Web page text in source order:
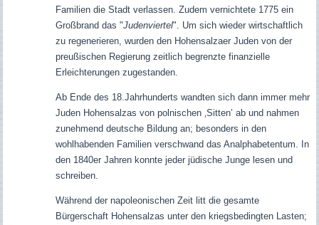
Familien die Stadt verlassen. Zudem vernichtete 1775 ein
Großbrand das "Judenviertel". Um sich wieder wirtschaftlich
zu regenerieren, wurden den Hohensalzaer Juden von der
preußischen Regierung zeitlich begrenzte finanzielle
Erleichterungen zugestanden.
Ab Ende des 18.Jahrhunderts wandten sich dann immer mehr
Juden Hohensalzas von polnischen ‚Sitten’ ab und nahmen
zunehmend deutsche Bildung an; besonders in den
wohlhabenden Familien verschwand das Analphabetentum.
In
den 1840er Jahren konnte jeder jüdische Junge lesen und
schreiben.
Während der napoleonischen Zeit litt die gesamte
Bürgerschaft Hohensalzas unter den kriegsbedingten Lasten;